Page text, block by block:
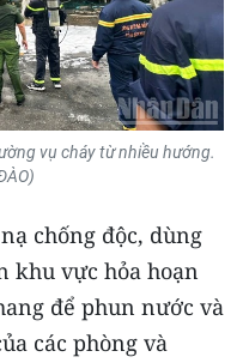
vụ cháy từ nhiều hướng.
chống độc, dùng
khu vực hỏa hoạn
để phun nước và
các phòng và